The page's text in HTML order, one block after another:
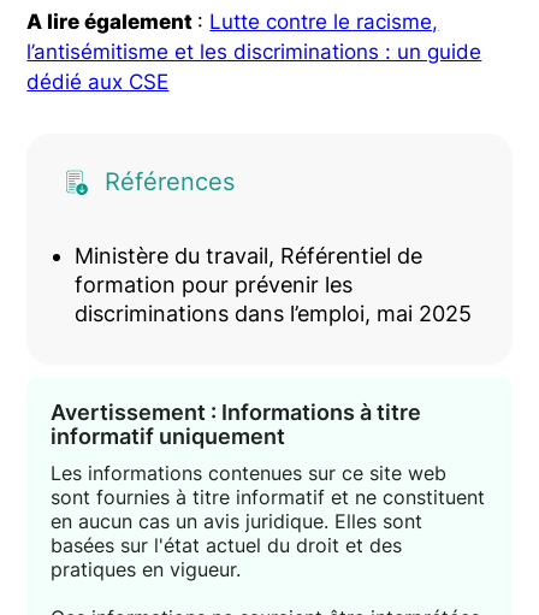
A lire également : Lutte contre le racisme,
l’antisémitisme et les discriminations : un guide
dédié aux CSE
Références
Ministère du travail, Référentiel de
formation pour prévenir les
discriminations dans l’emploi, mai 2025
Avertissement : Informations à titre
informatif uniquement
Les informations contenues sur ce site web
sont fournies à titre informatif et ne constituent
en aucun cas un avis juridique. Elles sont
basées sur l'état actuel du droit et des
pratiques en vigueur.